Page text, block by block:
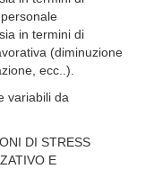
in termini di
(diminuzione
ecc..).
variabili da
DI STRESS
E